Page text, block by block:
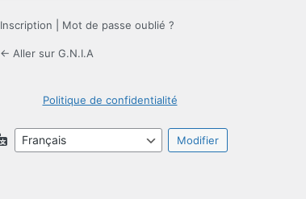
Inscription Mot de passe oublié ?
← Aller sur G.N.I.A
Politique de confidentialité
Langue